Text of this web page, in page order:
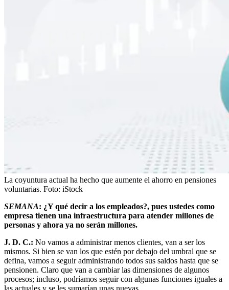
La coyuntura actual ha hecho que aumente el ahorro en pensiones
voluntarias. Foto: iStock
SEMANA: ¿Y qué decir a los empleados?, pues ustedes como
empresa tienen una infraestructura para atender millones de
personas y ahora ya no serán millones.
J. D. C.: No vamos a administrar menos clientes, van a ser los
mismos. Si bien se van los que estén por debajo del umbral que se
defina, vamos a seguir administrando todos sus saldos hasta que se
pensionen. Claro que van a cambiar las dimensiones de algunos
procesos; incluso, podríamos seguir con algunas funciones iguales a
las actuales y se les sumarían unas nuevas.